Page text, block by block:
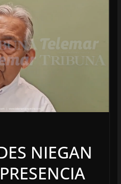
NIEGAN